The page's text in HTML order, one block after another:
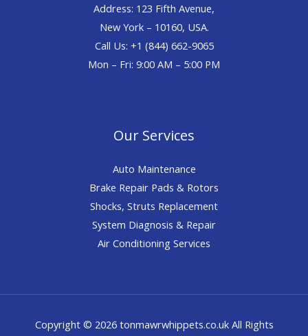
Address: 123 Fifth Avenue,
New York – 10160, USA.
Call Us: +1 (844) 662-9065
Mon – Fri: 9:00 AM – 5:00 PM
Our Services
Auto Maintenance
Brake Repair Pads & Rotors
Shocks, Struts Replacement
System Diagnosis & Repair​​
Air Conditioning Services
Copyright © 2026 tonmawrwhippets.co.uk All Rights